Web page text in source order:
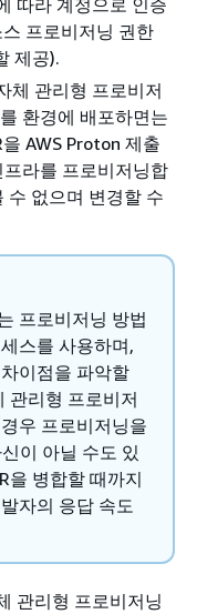
프로비저닝 권한
제공).
체 관리형 프로비저
환경에 배포하면는
AWS Proton 제출
라를 프로비저닝합
수 없으며 변경할 수
프로비저닝 방법
스를 사용하며,
이점을 파악할
관리형 프로비저
우 프로비저닝을
이 아닐 수도 있
을 병합할 때까지
자의 응답 속도
관리형 프로비저닝